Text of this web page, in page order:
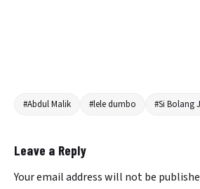
#Abdul Malik #lele dumbo #Si Bolang
Leave a Reply
Your email address will not be